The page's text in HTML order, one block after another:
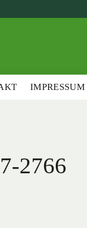
IMPRESSUM
2766